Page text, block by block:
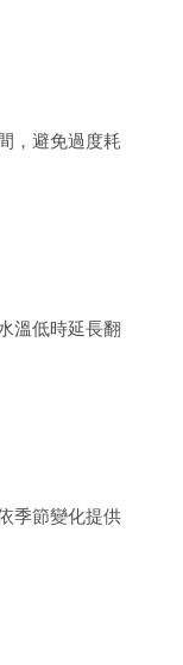
，避免過度耗
溫低時延長翻
季節變化提供